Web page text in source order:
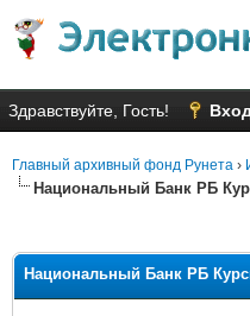
Здравствуйте, Гость!
Главный архивный фонд Рунета ›
Национальный Банк РБ
Национальный Банк РБ